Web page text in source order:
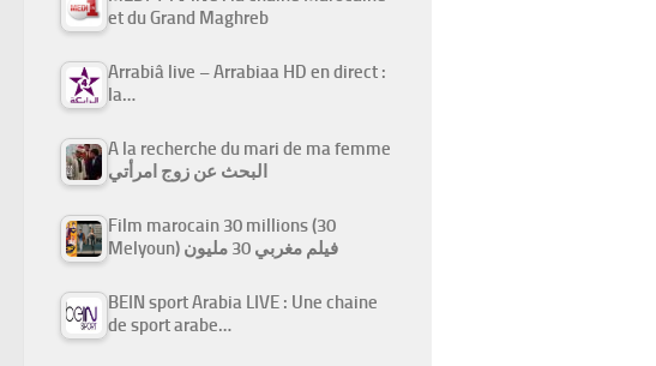
et du Grand Maghreb
Arrabiâ live – Arrabiaa HD en direct :
la…
A la recherche du mari de ma femme
البحث عن زوج امرأتي
Film marocain 30 millions (30
Melyoun) فيلم مغربي 30 مليون
BEIN sport Arabia LIVE : Une chaine
de sport arabe…